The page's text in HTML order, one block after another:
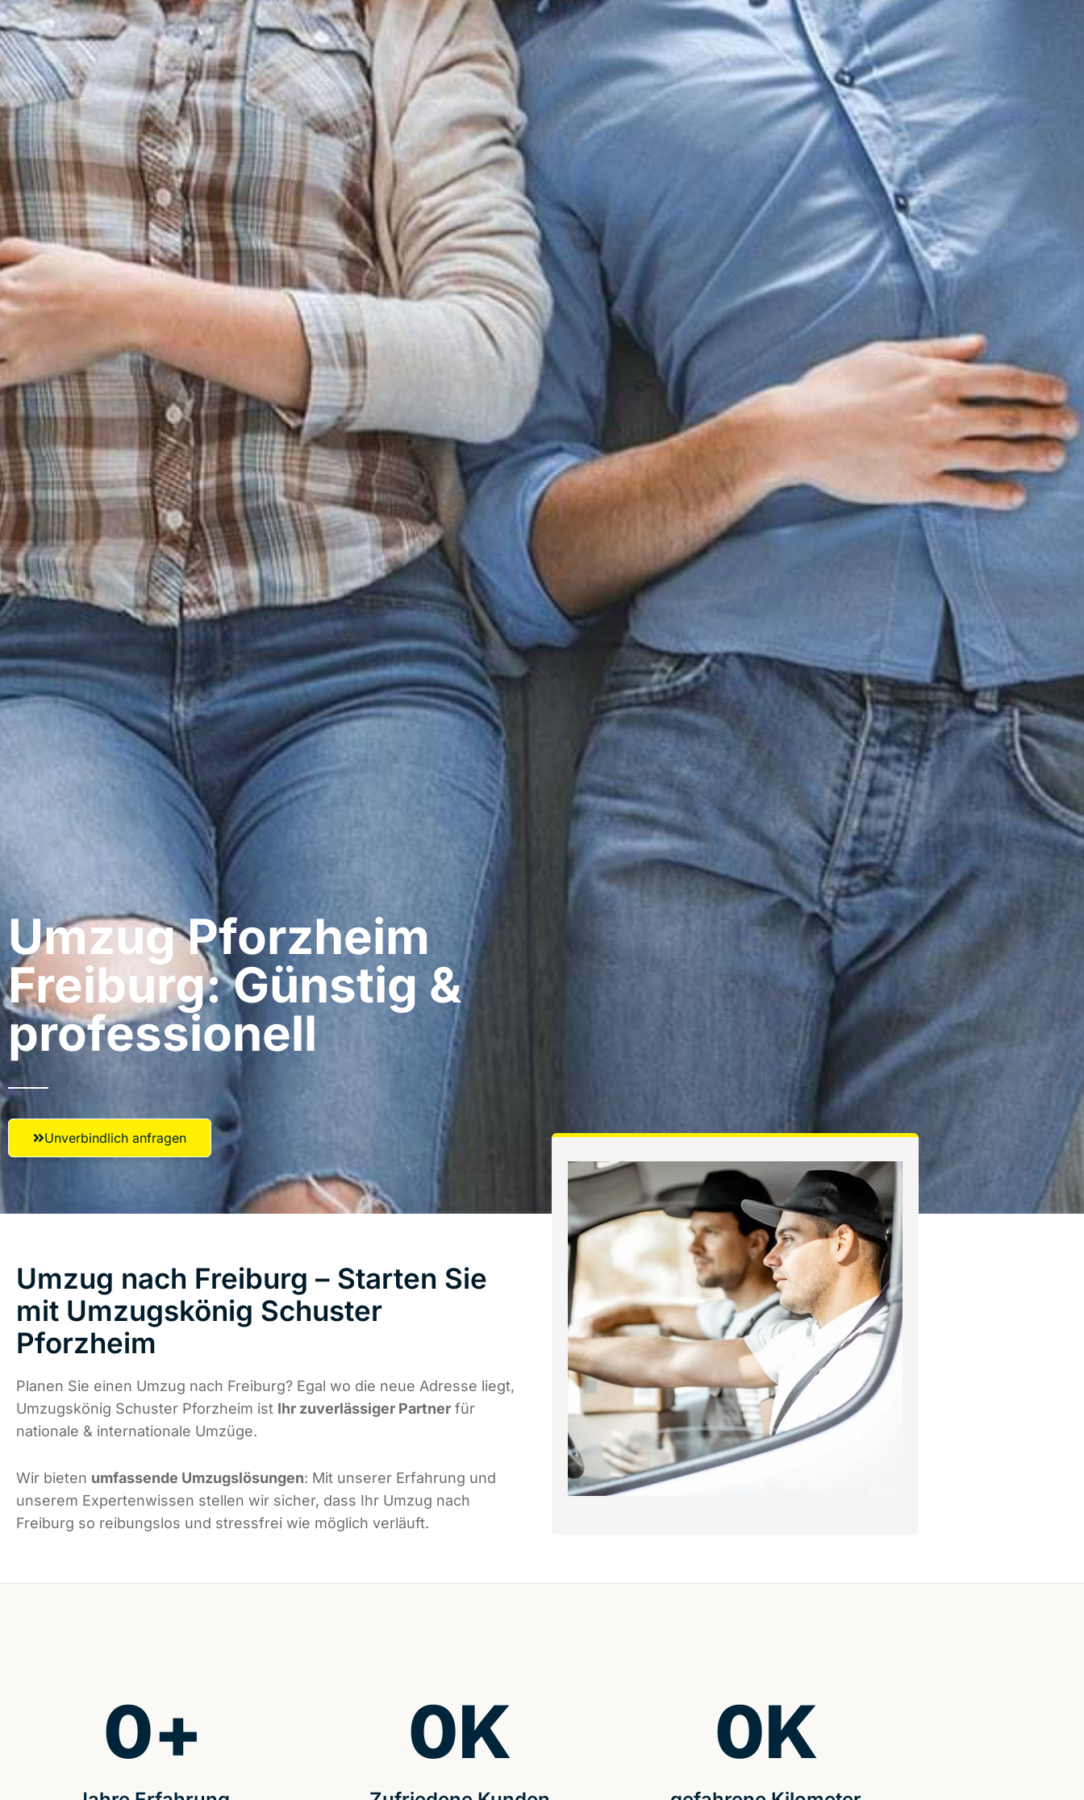
Umzug Pforzheim​
Freiburg: Günstig &
professionell​
Unverbindlich anfragen
Umzug nach Freiburg – Starten Sie
mit Umzugskönig Schuster
Pforzheim
Planen Sie einen Umzug nach Freiburg? Egal wo die neue Adresse liegt,
Umzugskönig Schuster Pforzheim ist Ihr zuverlässiger Partner für
nationale & internationale Umzüge.
Wir bieten umfassende Umzugslösungen: Mit unserer Erfahrung und
unserem Expertenwissen stellen wir sicher, dass Ihr Umzug nach
Freiburg so reibungslos und stressfrei wie möglich verläuft.
0+ 0K 0K